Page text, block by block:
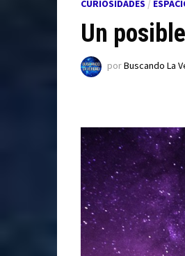
CURIOSIDADES /
Un
porBuscando La